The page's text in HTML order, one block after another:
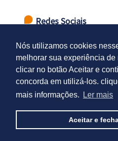
Nós utilizamos cookies
melhorar sua experiência de
clicar no botão Aceitar e
concorda em utilizá-los.
mais informações.
Ler mais
Aceitar e
Redes Sociais
LOJAS DELTASUL - CNPJ
CASTELO BRANCO - DISTR.